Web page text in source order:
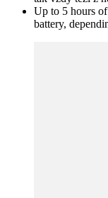
Up to 5 hours
battery,